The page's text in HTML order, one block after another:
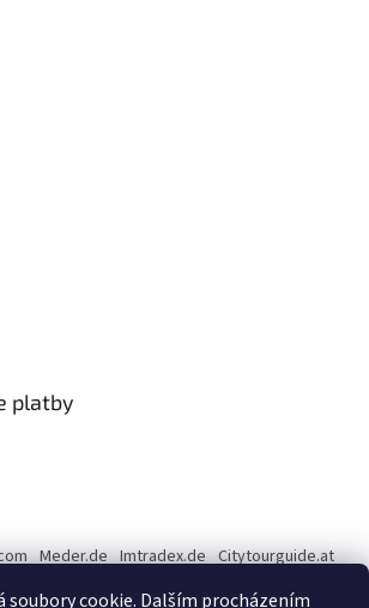
soubory cookie. Dalším procházením
platby
Meder.de Imtradex.de Citytourguide.at